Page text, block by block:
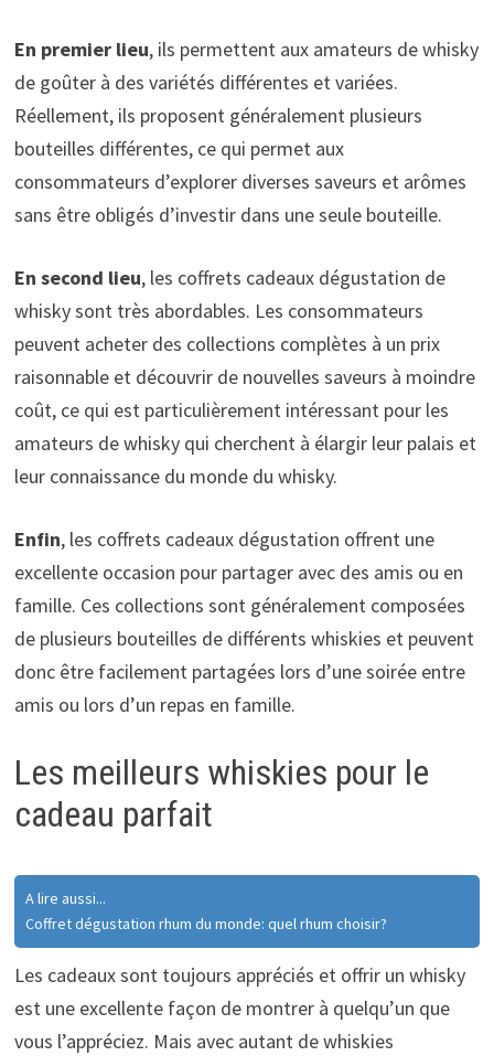
En premier lieu, ils permettent aux amateurs de whisky
de goûter à des variétés différentes et variées.
Réellement, ils proposent généralement plusieurs
bouteilles différentes, ce qui permet aux
consommateurs d’explorer diverses saveurs et arômes
sans être obligés d’investir dans une seule bouteille.
En second lieu, les coffrets cadeaux dégustation de
whisky sont très abordables. Les consommateurs
peuvent acheter des collections complètes à un prix
raisonnable et découvrir de nouvelles saveurs à moindre
coût, ce qui est particulièrement intéressant pour les
amateurs de whisky qui cherchent à élargir leur palais et
leur connaissance du monde du whisky.
Enfin, les coffrets cadeaux dégustation offrent une
excellente occasion pour partager avec des amis ou en
famille. Ces collections sont généralement composées
de plusieurs bouteilles de différents whiskies et peuvent
donc être facilement partagées lors d’une soirée entre
amis ou lors d’un repas en famille.
Les meilleurs whiskies pour le
cadeau parfait
A lire aussi...
Coffret dégustation rhum du monde: quel rhum choisir?
Les cadeaux sont toujours appréciés et offrir un whisky
est une excellente façon de montrer à quelqu’un que
vous l’appréciez. Mais avec autant de whiskies